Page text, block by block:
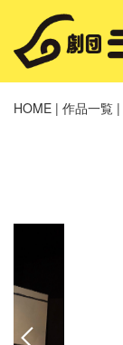
HOME | 作品一覧 |